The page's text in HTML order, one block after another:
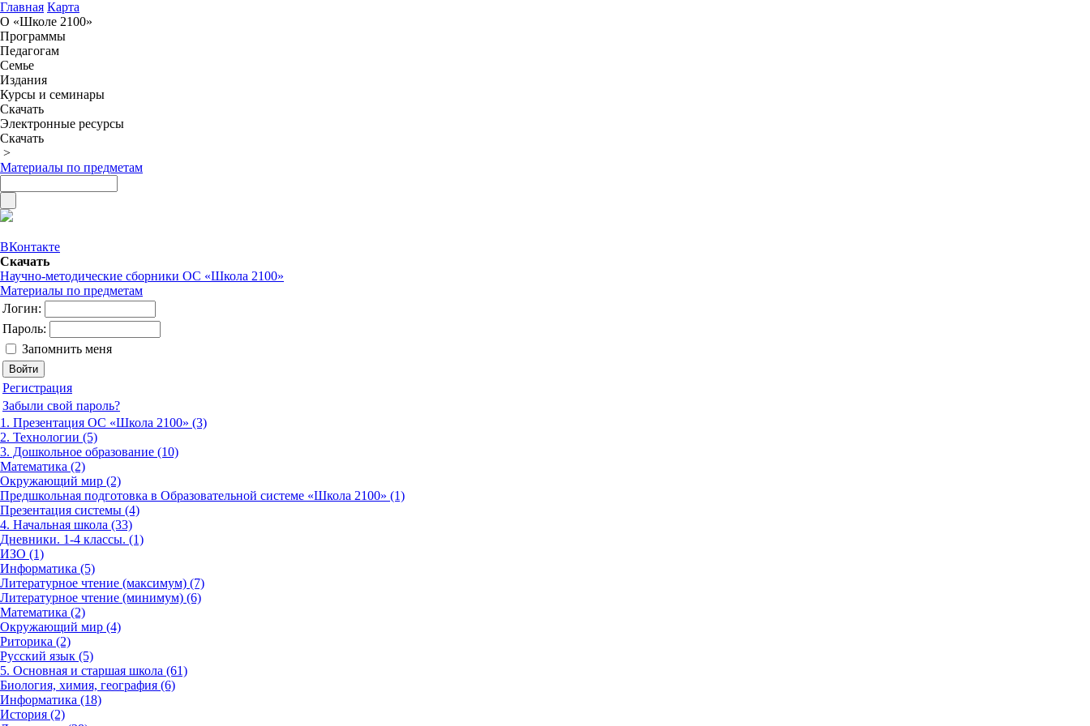
Главная Карта
О «Школе 2100»
Программы
Педагогам
Семье
Издания
Курсы и семинары
Скачать
Электронные ресурсы
Скачать
>
Материалы по предметам
ВКонтакте
Скачать
Научно-методические сборники ОС «Школа 2100»
Материалы по предметам
Логин:
Пароль:
Запомнить меня
Регистрация
Забыли свой пароль?
1. Презентация ОС «Школа 2100» (3)
2. Технологии (5)
3. Дошкольное образование (10)
Математика (2)
Окружающий мир (2)
Предшкольная подготовка в Образовательной системе «Школа 2100» (1)
Презентация системы (4)
4. Начальная школа (33)
Дневники. 1-4 классы. (1)
ИЗО (1)
Информатика (5)
Литературное чтение (максимум) (7)
Литературное чтение (минимум) (6)
Математика (2)
Окружающий мир (4)
Риторика (2)
Русский язык (5)
5. Основная и старшая школа (61)
Биология, химия, география (6)
Информатика (18)
История (2)